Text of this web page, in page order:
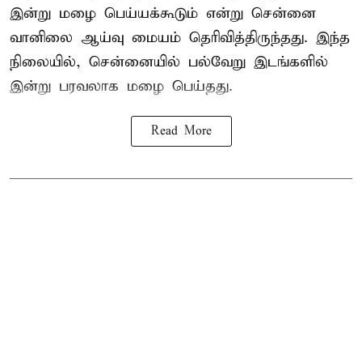
இன்று மழை பெய்யக்கூடும் என்று சென்னை
வானிலை ஆய்வு மையம் தெரிவித்திருந்தது. இந்த
நிலையில், சென்னையில் பல்வேறு இடங்களில்
இன்று பரவலாக மழை பெய்தது.
Read More